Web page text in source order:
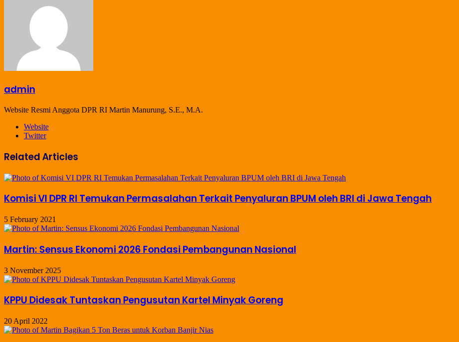
admin
Website Resmi Anggota DPR RI Martin Manurung, S.E., M.A.
Website
Twitter
Related Articles
Komisi VI DPR RI Temukan Permasalahan Terkait Penyaluran BPUM oleh BRI di Jawa Tengah
5 February 2021
Martin: Sensus Ekonomi 2026 Fondasi Pembangunan Nasional
3 November 2025
KPPU Didesak Tuntaskan Pengusutan Kartel Minyak Goreng
20 April 2022